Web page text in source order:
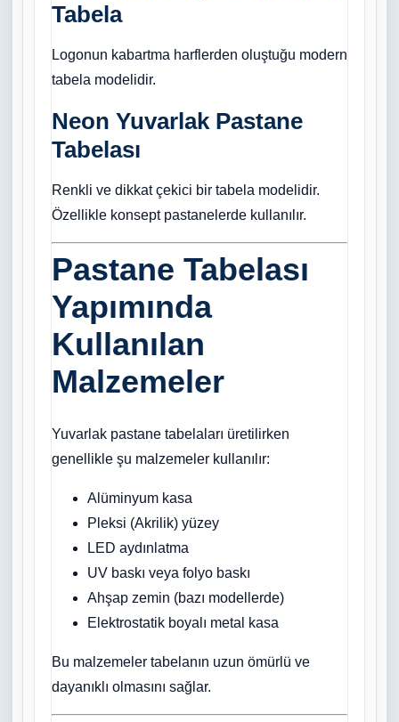
Tabela
Logonun kabartma harflerden oluştuğu modern
tabela modelidir.
Neon Yuvarlak Pastane
Tabelası
Renkli ve dikkat çekici bir tabela modelidir.
Özellikle konsept pastanelerde kullanılır.
Pastane Tabelası
Yapımında
Kullanılan
Malzemeler
Yuvarlak pastane tabelaları üretilirken
genellikle şu malzemeler kullanılır:
Alüminyum kasa
Pleksi (Akrilik) yüzey
LED aydınlatma
UV baskı veya folyo baskı
Ahşap zemin (bazı modellerde)
Elektrostatik boyalı metal kasa
Bu malzemeler tabelanın uzun ömürlü ve
dayanıklı olmasını sağlar.